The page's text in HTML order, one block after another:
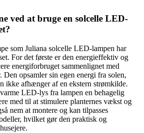
ved at bruge en solcelle LED-
som Juliana solcelle LED-lampen har
For det første er den energieffektiv og
energiforbruget sammenlignet med
opsamler sin egen energi fra solen,
ikke afhænger af en ekstern strømkilde.
LED-lys fra lampen en behagelig
med til at stimulere planternes vækst og
nem at montere og kan tilpasses
hvilket gør den praktisk og